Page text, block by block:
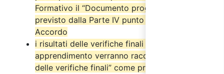
Formativo il “Documento progettuale” come
previsto dalla Parte IV punto 2.6 del suddetto
Accordo
i risultati delle verifiche finali di
apprendimento verranno raccolti nel “Verbale
delle verifiche finali” come previsto dal punto